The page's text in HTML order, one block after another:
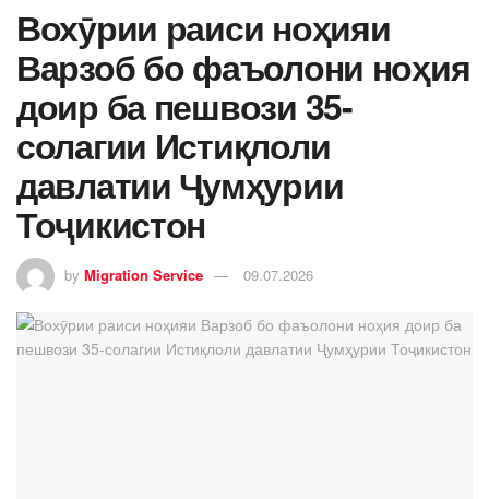
Вохӯрии раиси ноҳияи
Варзоб бо фаъолони ноҳия
доир ба пешвози 35-
солагии Истиқлоли
давлатии Ҷумҳурии
Тоҷикистон
by Migration Service 09.07.2026